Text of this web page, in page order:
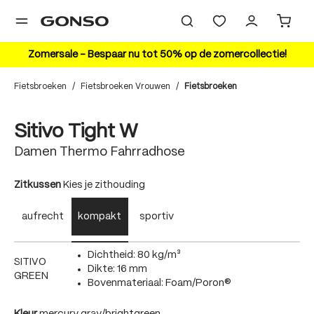
Zomersale – Bespaar nu tot 50% op de zomercollectie!
Fietsbroeken / Fietsbroeken Vrouwen / Fietsbroeken
Sitivo Tight W
Damen Thermo Fahrradhose
Zitkussenauswählen
Kies je zithouding
aufrecht kompakt sportiv
SITIVO
GREEN
Dichtheid: 80 kg/m³
Dikte: 16 mm
Bovenmateriaal: Foam/Poron®